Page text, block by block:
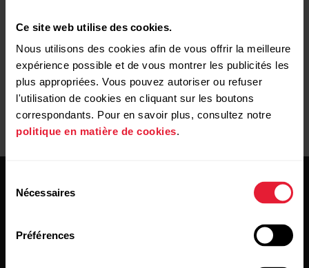
Ce site web utilise des cookies.
Nous utilisons des cookies afin de vous offrir la meilleure
expérience possible et de vous montrer les publicités les
plus appropriées. Vous pouvez autoriser ou refuser
l'utilisation de cookies en cliquant sur les boutons
correspondants. Pour en savoir plus, consultez notre
politique en matière de cookies.
Nécessaires
Préférences
l'arrière. Les rayures et la saleté réduisent les performances
de la mesure de la fréquence cardiaque au poignet.